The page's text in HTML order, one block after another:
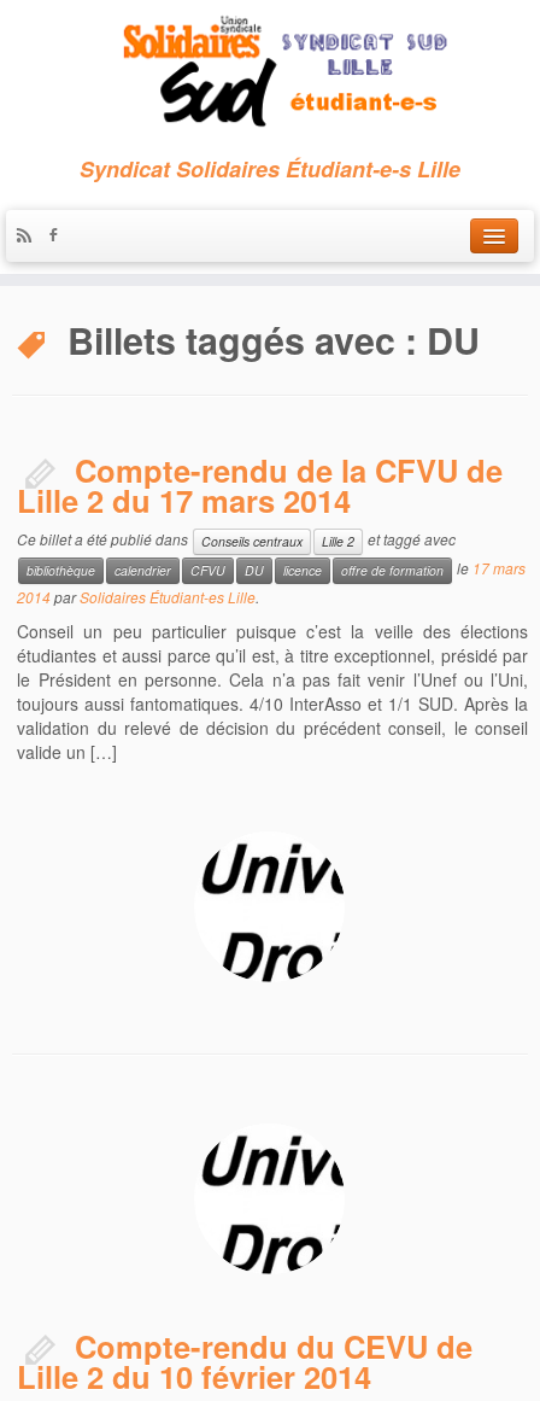
Syndicat Solidaires Étudiant-e-s Lille
Qui sommes-nous ?
Billets taggés avec : DU
Compte-rendu de la CFVU de
Lille 2 du 17 mars 2014
Ce billet a été publié dans Conseils centraux Lille 2 et taggé avec
bibliothèque calendrier CFVU DU licence offre de formation le 17 mars
2014parSolidaires Étudiant-es Lille.
Conseil un peu particulier puisque c’est la veille des élections
étudiantes et aussi parce qu’il est, à titre exceptionnel, présidé par
le Président en personne. Cela n’a pas fait venir l’Unef ou l’Uni,
toujours aussi fantomatiques. 4/10 InterAsso et 1/1 SUD. Après la
validation du relevé de décision du précédent conseil, le conseil
valide un […]
Compte-rendu du CEVU de
Lille 2 du 10 février 2014